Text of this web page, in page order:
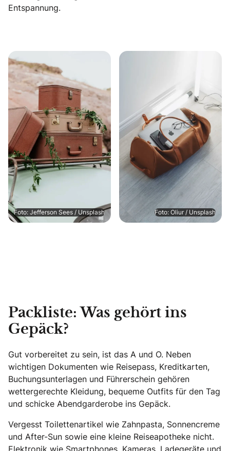
Entspannung.
Foto: Jefferson Sees / Unsplash Foto: Oliur / Unsplash
Packliste: Was gehört ins
Gepäck?
Gut vorbereitet zu sein, ist das A und O. Neben
wichtigen Dokumenten wie Reisepass, Kreditkarten,
Buchungsunterlagen und Führerschein gehören
wettergerechte Kleidung, bequeme Outfits für den Tag
und schicke Abendgarderobe ins Gepäck.
Vergesst Toilettenartikel wie Zahnpasta, Sonnencreme
und After-Sun sowie eine kleine Reiseapotheke nicht.